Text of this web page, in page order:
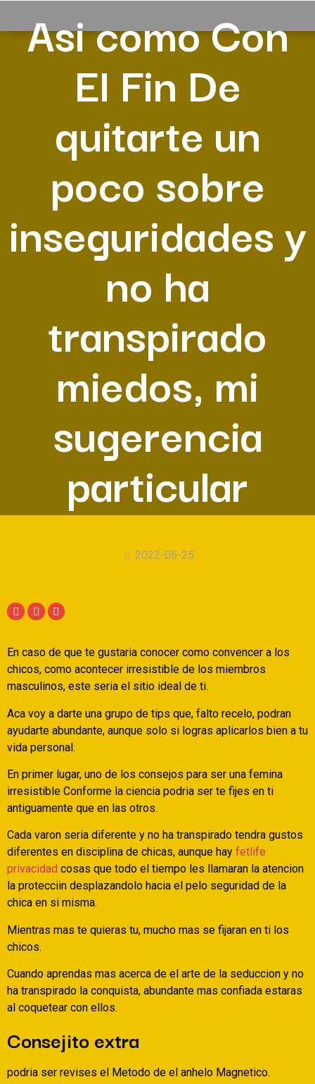
Asi­ como Con
El Fin De
quitarte un
poco sobre
inseguridades y
no ha
transpirado
miedos, mi
sugerencia
particular
2022-06-25
En caso de que te gustaria conocer como convencer a los
chicos, como acontecer irresistible de los miembros
masculinos, este seri­a el sitio ideal de ti.
Aca voy a darte una grupo de tips que, falto recelo, podran
ayudarte abundante, aunque solo si logras aplicarlos bien a tu
vida personal.
En primer lugar, uno de los consejos para ser una femina
irresistible Conforme la ciencia podri­a ser te fijes en ti
antiguamente que en las otros.
Cada varon seri­a diferente y no ha transpirado tendra gustos
diferentes en disciplina de chicas, aunque hay fetlife
privacidad cosas que todo el tiempo les llamaran la atencion
la protecciin desplazandolo hacia el pelo seguridad de la
chica en si misma.
Mientras mas te quieras tu, mucho mas se fijaran en ti los
chicos.
Cuando aprendas mas acerca de el arte de la seduccion y no
ha transpirado la conquista, abundante mas confiada estaras
al coquetear con ellos.
Consejito extra
podri­a ser revises el Metodo de el anhelo Magnetico.